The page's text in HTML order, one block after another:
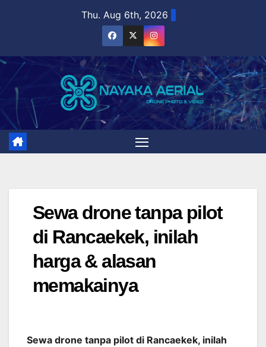
Thu. Aug 6th, 2026
Sewa drone tanpa pilot
di Rancaekek, inilah
harga & alasan
memakainya
Sewa drone tanpa pilot di Rancaekek, inilah